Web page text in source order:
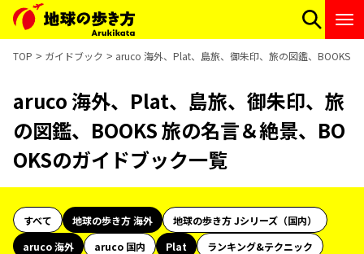
TOP ガイドブック aruco 海外、Plat、島旅、御朱印、旅の図鑑、BOOKS
aruco 海外、Plat、島旅、御朱印、旅
の図鑑、BOOKS 旅の名言＆絶景、BO
OKSのガイドブック一覧
すべて 地球の歩き方 海外
地球の歩き方 Jシリーズ（国内）
aruco 海外
aruco 国内 Plat
ランキング&テクニック